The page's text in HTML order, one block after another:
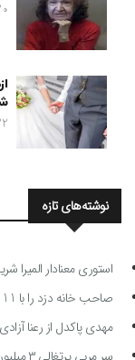
20
22
نوشته‌های تازه
استوری معنادار المیرا
صاحب خانه دزد را با 11 ضربه چاقو کشت
مهدی پاکدل از رعنا